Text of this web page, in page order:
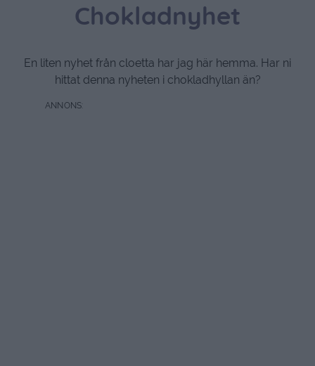
Chokladnyhet
En liten nyhet från cloetta har jag här hemma. Har ni
hittat denna nyheten i chokladhyllan än?